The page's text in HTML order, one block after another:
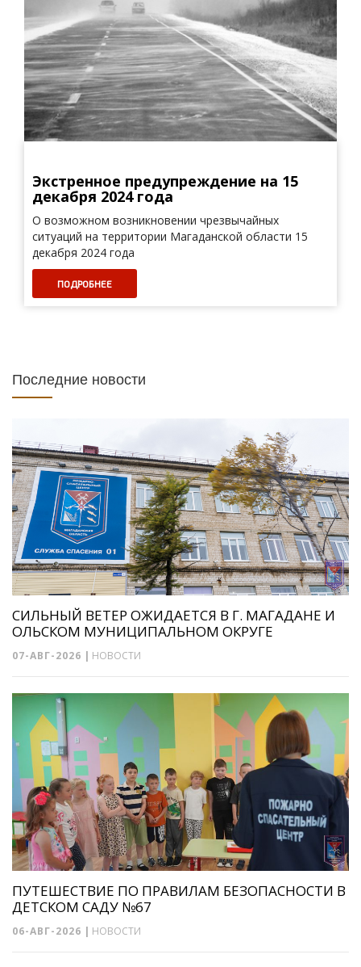
Экстренное предупреждение на 15
декабря 2024 года
О возможном возникновении чрезвычайных
ситуаций на территории Магаданской области 15
декабря 2024 года
ПОДРОБНЕЕ
Последние новости
СИЛЬНЫЙ ВЕТЕР ОЖИДАЕТСЯ В Г. МАГАДАНЕ И
ОЛЬСКОМ МУНИЦИПАЛЬНОМ ОКРУГЕ
07-АВГ-2026 | НОВОСТИ
ПУТЕШЕСТВИЕ ПО ПРАВИЛАМ БЕЗОПАСНОСТИ В
ДЕТСКОМ САДУ №67
06-АВГ-2026 | НОВОСТИ